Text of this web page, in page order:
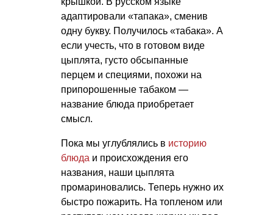
адаптировали «тапака», сменив
одну букву. Получилось «табака». А
если учесть, что в готовом виде
цыплята, густо обсыпанные
перцем и специями, похожи на
припорошенные табаком —
название блюда приобретает
смысл.
Пока мы углублялись в историю
блюда и происхождения его
названия, наши цыплята
промариновались. Теперь нужно их
быстро пожарить. На топленом или